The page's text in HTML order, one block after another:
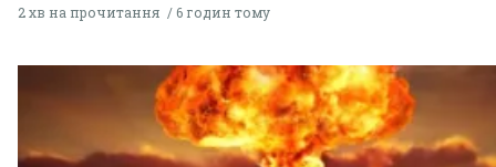
2 хв на прочитання 6 годин тому